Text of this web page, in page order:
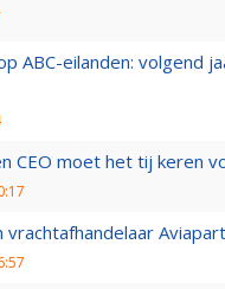
ABC-eilanden: volgend
CEO moet het tij keren
vrachtafhandelaar